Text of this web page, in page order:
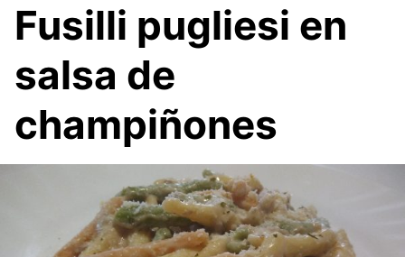
Fusilli pugliesi en
salsa de
champiñones